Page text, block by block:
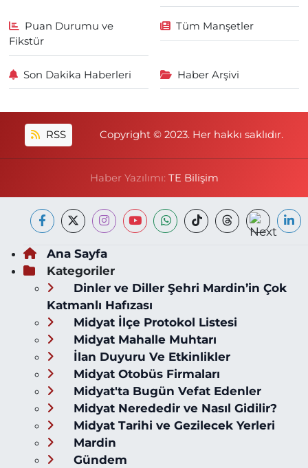
Puan Durumu ve
Fikstür
Tüm Manşetler
Son Dakika Haberleri Haber Arşivi
RSS Copyright © 2023. Her hakkı saklıdır.
Haber Yazılımı: TE Bilişim
Ana Sayfa
Kategoriler
Dinler ve Diller Şehri Mardin’in Çok
Katmanlı Hafızası
Midyat İlçe Protokol Listesi
Midyat Mahalle Muhtarı
İlan Duyuru Ve Etkinlikler
Midyat Otobüs Firmaları
Midyat'ta Bugün Vefat Edenler
Midyat Nerededir ve Nasıl Gidilir?
Midyat Tarihi ve Gezilecek Yerleri
Mardin
Gündem